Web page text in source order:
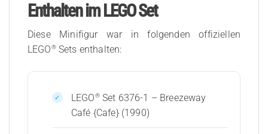
Enthalten im LEGO Set
Diese Minifigur war in folgenden offiziellen
LEGO®Sets enthalten:
LEGO®Set 6376-1 – Breezeway
Café {Cafe} (1990)